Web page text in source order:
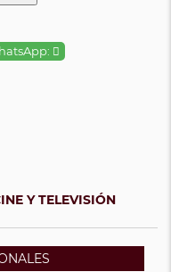
Y TELEVISIÓN